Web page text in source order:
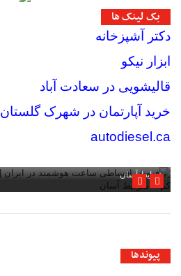
بک لینک ها
دکتر آشپزخانه
ابزار نیکو
قالیشویی در سعادت آباد
خرید آپارتمان در شهرک گلستان
autodiesel.ca
شرایط آسان
پیوندها